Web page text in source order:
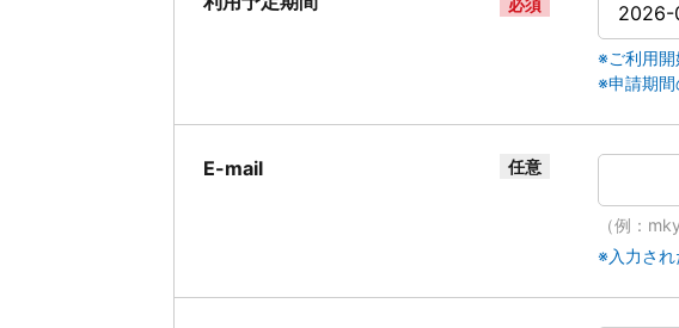
必須
※ご利用開
※申請期間
E-mail 任意
（例：
※入力され